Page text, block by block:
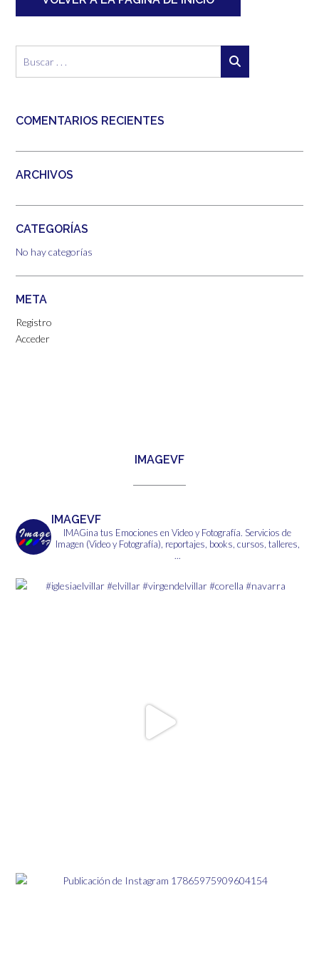
COMENTARIOS RECIENTES
ARCHIVOS
CATEGORÍAS
No hay categorías
META
Registro
Acceder
IMAGEVF
IMAGEVF
IMAGina tus Emociones en Video y Fotografía. Servicios de
Imagen (Video y Fotografía), reportajes, books, cursos, talleres,
...